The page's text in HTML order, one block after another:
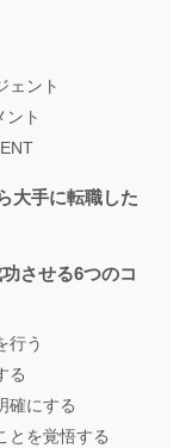
ェント
ント
大手に転職した
させる6つのコ
行う
る
確にする
とを覚悟する